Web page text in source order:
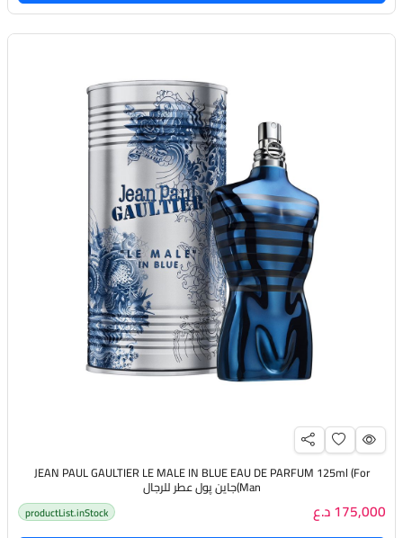
JEAN PAUL GAULTIER LE MALE IN BLUE EAU DE PARFUM 125ml (For
Man)جاين پول عطر للرجال
175,000 د.ع productList.inStock